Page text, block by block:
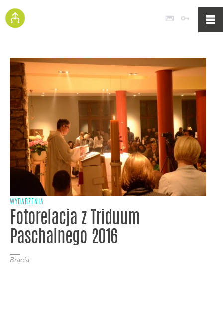
Poczta
WYDARZENIA
Fotorelacja z Triduum
Paschalnego 2016
Bracia